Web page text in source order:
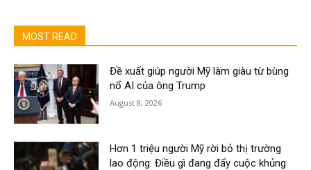
MOST READ
Đề xuất giúp người Mỹ làm giàu từ bùng
nổ AI của ông Trump
August 8, 2026
Hơn 1 triệu người Mỹ rời bỏ thị trường
lao động: Điều gì đang đẩy cuộc khủng